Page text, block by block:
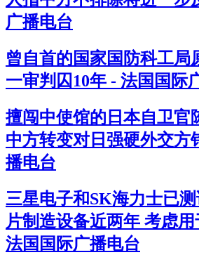
广播电台
曾自首的国家国防科工局
一审判囚10年 - 法国国际
擅闯中使馆的日本自卫官
中方转变对日强硬外交方
播电台
三星电子和SK海力士已
片制造设备近两年 考虑
法国国际广播电台